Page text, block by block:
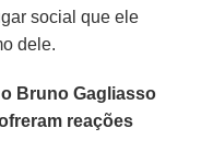
social que ele
dele.
Bruno Gagliasso
reações